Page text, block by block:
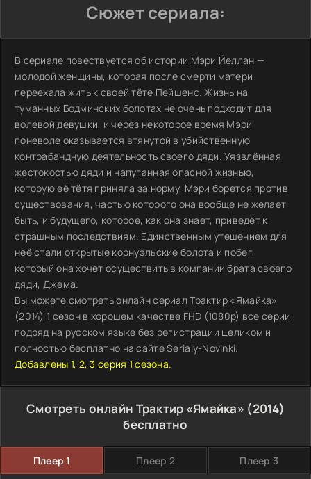
Сюжет сериала:
В сериале повествуется об истории Мэри Йеллан —
молодой женщины, которая после смерти матери
переехала жить к своей тёте Пейшенс. Жизнь на
туманных Бодминских болотах не очень подходит для
волевой девушки, и через некоторое время Мэри
поневоле оказывается втянутой в убийственную
контрабандную деятельность своего дяди. Уязвлённая
жестокостью дяди и напуганная опасной жизнью,
которую её тётя приняла за норму, Мэри борется против
существования, частью которого она вообще не желает
быть, и будущего, которое, как она знает, приведёт к
страшным последствиям. Единственным утешением для
неё стали открытые корнуэльские болота и побег,
который она хочет осуществить в компании брата своего
дяди, Джема.
Вы можете смотреть онлайн сериал Трактир «Ямайка»
(2014) 1 сезон в хорошем качестве FHD (1080p) все серии
подряд на русском языке без регистрации целиком и
полностью бесплатно на сайте Serialy-Novinki.
Добавлены 1, 2, 3 серия 1 сезона.
Смотреть онлайн Трактир «Ямайка» (2014)
бесплатно
Плеер 1 Плеер 2 Плеер 3